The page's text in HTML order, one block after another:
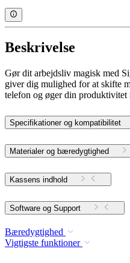
Beskrivelse
Gør dit arbejdsliv magisk med
giver dig mulighed for at skifte
telefon og øger din produktivitet
Specifikationer og kompatibilitet
Materialer og bæredygtighed
Kassens indhold
Software og Support
Bæredygtighed
Vigtigste funktioner